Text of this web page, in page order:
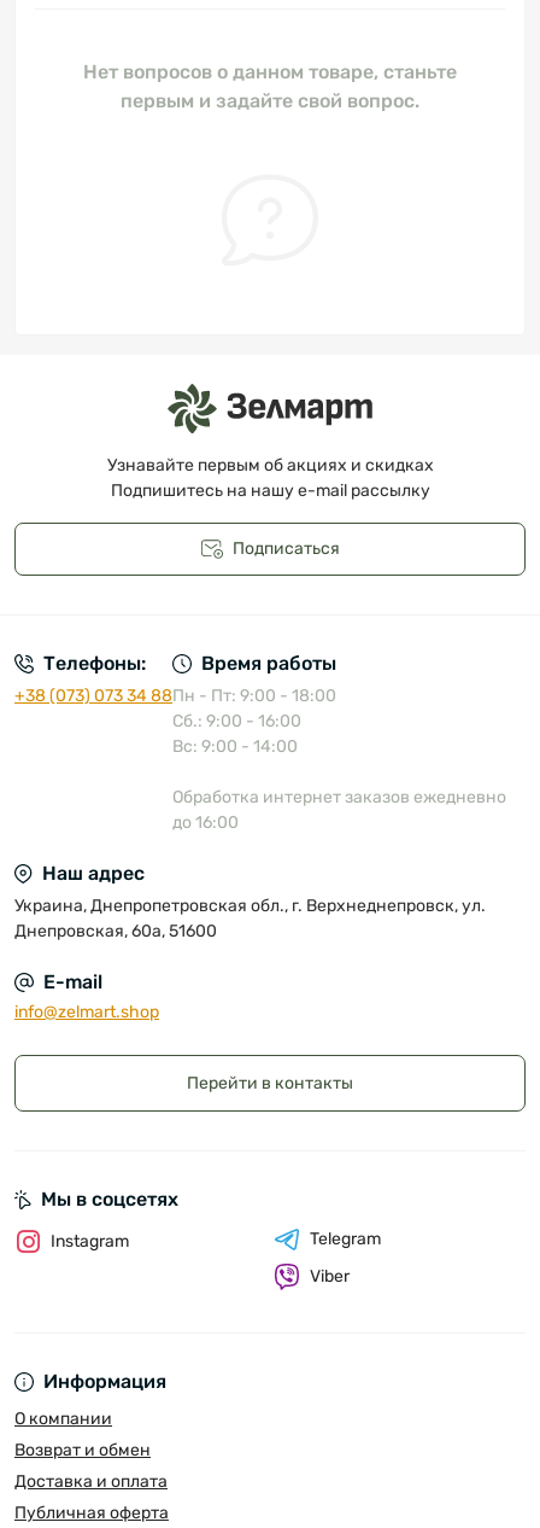
Нет вопросов о данном товаре, станьте
первым и задайте свой вопрос.
Узнавайте первым об акциях и скидках
Подпишитесь на нашу e-mail рассылку
Подписаться
Телефоны:
+38 (073) 073 34 88
Время работы
Пн - Пт: 9:00 - 18:00
Сб.: 9:00 - 16:00
Вс: 9:00 - 14:00
Обработка интернет заказов ежедневно
до 16:00
Наш адрес
Украина, Днепропетровская обл., г. Верхнеднепровск, ул.
Днепровская, 60а, 51600
E-mail
info@zelmart.shop
Перейти в контакты
Информация
О компании
Возврат и обмен
Доставка и оплата
Публичная оферта
Мы в соцсетях
Instagram
Telegram
Viber